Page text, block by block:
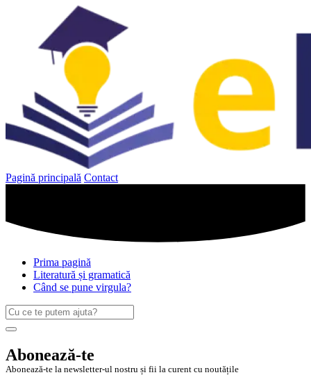
Pagină principală Contact
Prima pagină
Literatură și gramatică
Când se pune virgula?
Caută
după:
Search
Abonează-te
Abonează-te la newsletter-ul nostru și fii la curent cu noutățile